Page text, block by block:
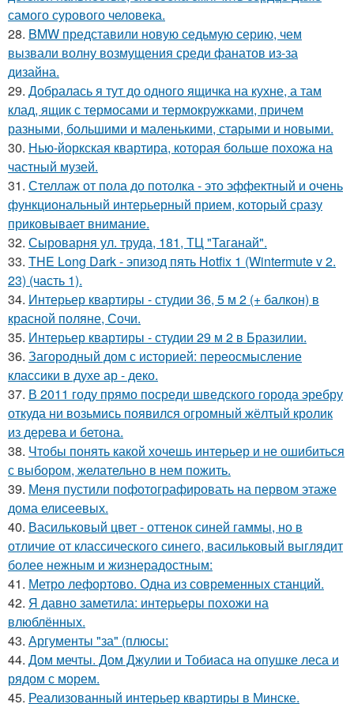
самого сурового человека.
28. BMW представили новую седьмую серию, чем
вызвали волну возмущения среди фанатов из-за
дизайна.
29. Добралась я тут до одного ящичка на кухне, а там
клад, ящик с термосами и термокружками, причем
разными, большими и маленькими, старыми и новыми.
30. Нью-йоркская квартира, которая больше похожа на
частный музей.
31. Стеллаж от пола до потолка - это эффектный и очень
функциональный интерьерный прием, который сразу
приковывает внимание.
32. Сыроварня ул. труда, 181, ТЦ "Таганай".
33. THE Long Dark - эпизод пять Hotfix 1 (Wintermute v 2.
23) (часть 1).
34. Интерьер квартиры - студии 36, 5 м 2 (+ балкон) в
красной поляне, Сочи.
35. Интерьер квартиры - студии 29 м 2 в Бразилии.
36. Загородный дом с историей: переосмысление
классики в духе ар - деко.
37. В 2011 году прямо посреди шведского города эребру
откуда ни возьмись появился огромный жёлтый кролик
из дерева и бетона.
38. Чтобы понять какой хочешь интерьер и не ошибиться
с выбором, желательно в нем пожить.
39. Меня пустили пофотографировать на первом этаже
дома елисеевых.
40. Васильковый цвет - оттенок синей гаммы, но в
отличие от классического синего, васильковый выглядит
более нежным и жизнерадостным:
41. Метро лефортово. Одна из современных станций.
42. Я давно заметила: интерьеры похожи на
влюблённых.
43. Аргументы "за" (плюсы:
44. Дом мечты. Дом Джулии и Тобиаса на опушке леса и
рядом с морем.
45. Реализованный интерьер квартиры в Минске.